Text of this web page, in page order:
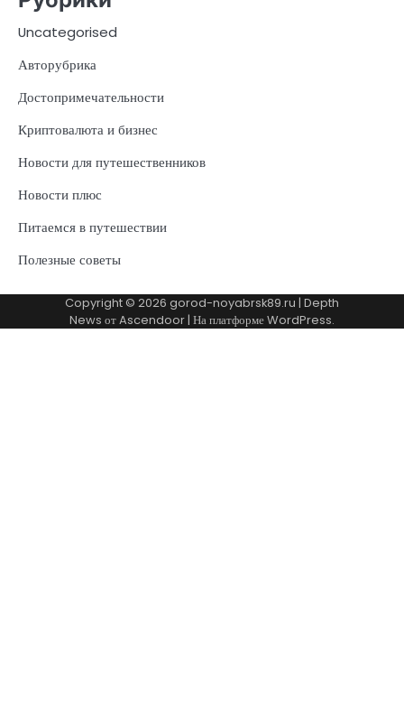
Uncategorised
Авторубрика
Достопримечательности
Криптовалюта и бизнес
Новости для путешественников
Новости плюс
Питаемся в путешествии
Полезные советы
Copyright © 2026 gorod-noyabrsk89.ru | Depth
News отAscendoor| На платформеWordPress.